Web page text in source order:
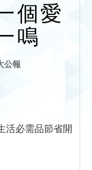
個愛
鳴
公報
必需品節省開